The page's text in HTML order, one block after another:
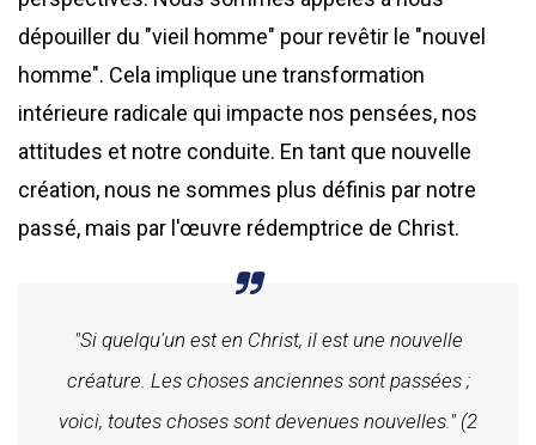
dépouiller du "vieil homme" pour revêtir le "nouvel
homme". Cela implique une transformation
intérieure radicale qui impacte nos pensées, nos
attitudes et notre conduite. En tant que nouvelle
création, nous ne sommes plus définis par notre
passé, mais par l'œuvre rédemptrice de Christ.
"Si quelqu'un est en Christ, il est une nouvelle
créature. Les choses anciennes sont passées ;
voici, toutes choses sont devenues nouvelles." (2